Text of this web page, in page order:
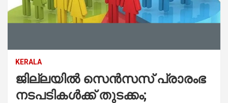
KERALA
ജില്ലയിൽ സെൻസസ് പ്രാരംഭ
നടപടികൾക്ക് തുടക്കം;